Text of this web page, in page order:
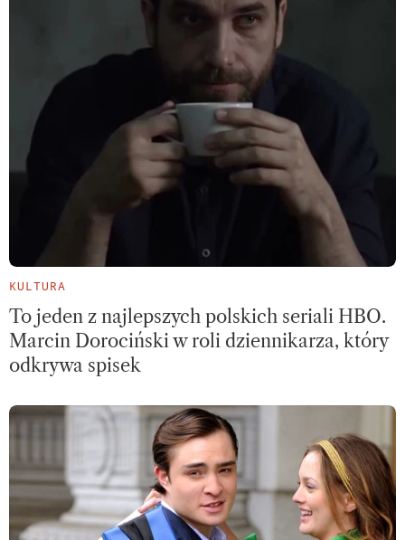
KULTURA
To jeden z najlepszych polskich seriali HBO.
Marcin Dorociński w roli dziennikarza, który
odkrywa spisek